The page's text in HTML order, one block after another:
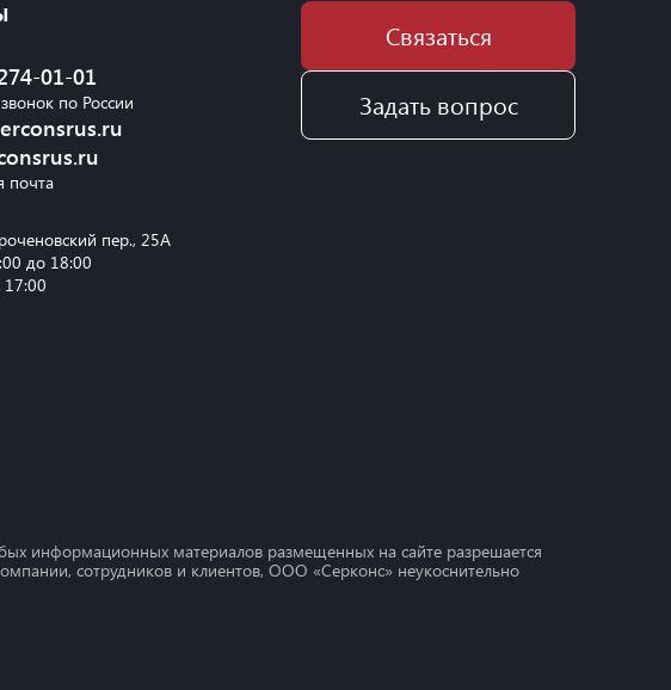
01-01
по России
почта
пер., 25А
до 18:00
17:00
Связаться
Задать вопрос
информационных материалов размещенных на сайте разрешается
сотрудников и клиентов, ООО «Серконс» неукоснительно